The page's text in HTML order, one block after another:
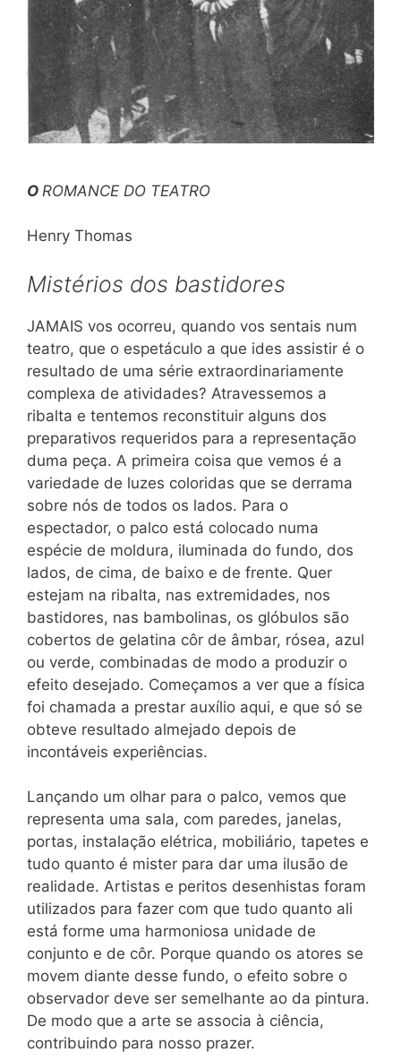
O ROMANCE DO TEATRO
Henry Thomas
Mistérios dos bastidores
JAMAIS vos ocorreu, quando vos sentais num
teatro, que o espetáculo a que ides assistir é o
resultado de uma série extraordinariamente
complexa de atividades? Atravessemos a
ribalta e tentemos reconstituir alguns dos
preparativos requeridos para a representação
duma peça. A primeira coisa que vemos é a
variedade de luzes coloridas que se derrama
sobre nós de todos os lados. Para o
espectador, o palco está colocado numa
espécie de moldura, iluminada do fundo, dos
lados, de cima, de baixo e de frente. Quer
estejam na ribalta, nas extremidades, nos
bastidores, nas bambolinas, os glóbulos são
cobertos de gelatina côr de âmbar, rósea, azul
ou verde, combinadas de modo a produzir o
efeito desejado. Começamos a ver que a física
foi chamada a prestar auxílio aqui, e que só se
obteve resultado almejado depois de
incontáveis experiências.
Lançando um olhar para o palco, vemos que
representa uma sala, com paredes, janelas,
portas, instalação elétrica, mobiliário, tapetes e
tudo quanto é mister para dar uma ilusão de
realidade. Artistas e peritos desenhistas foram
utilizados para fazer com que tudo quanto ali
está forme uma harmoniosa unidade de
conjunto e de côr. Porque quando os atores se
movem diante desse fundo, o efeito sobre o
observador deve ser semelhante ao da pintura.
De modo que a arte se associa à ciência,
contribuindo para nosso prazer.